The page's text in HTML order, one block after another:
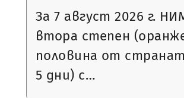
За 7 август 2026 г.
втора степен
половина от
5 дни) с…